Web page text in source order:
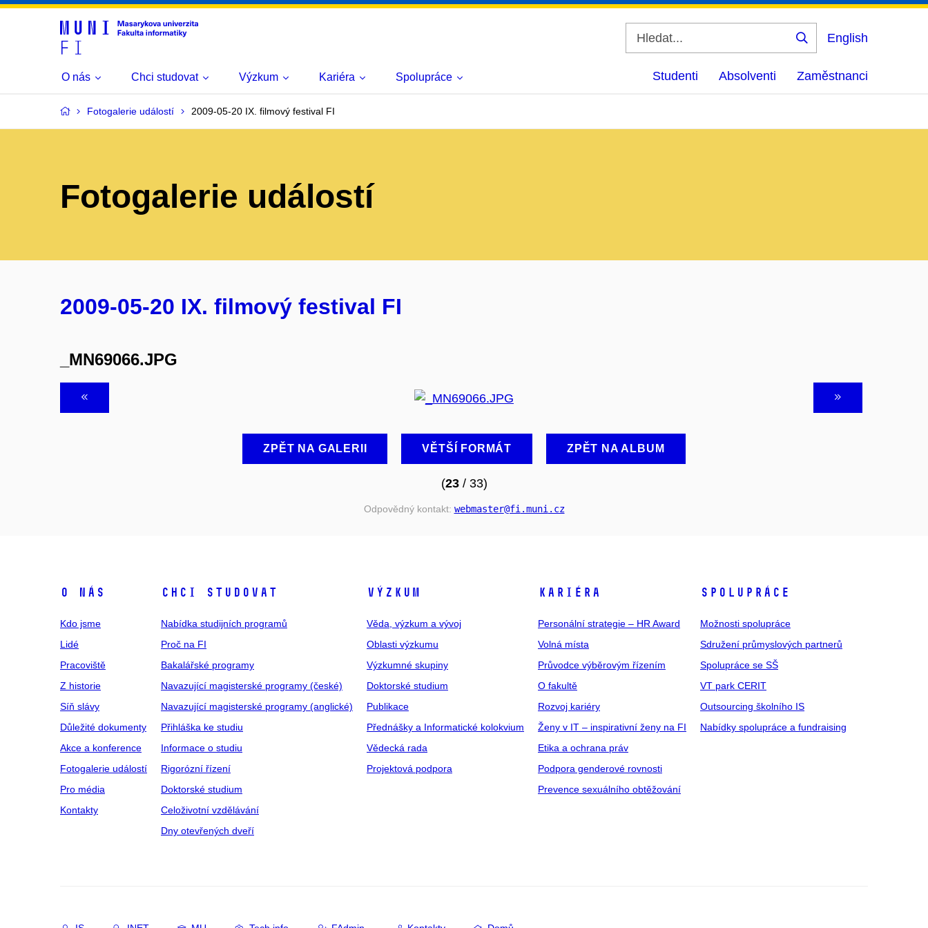
Vyhledat
English
O nás Chci studovat Výzkum Kariéra Spolupráce Studenti Absolventi Zaměstnanci
Fotogalerie událostí 2009-05-20 IX. filmový festival FI
Fotogalerie událostí
2009-05-20 IX. filmový festival FI
_MN69066.JPG
ZPĚT NA GALERII VĚTŠÍ FORMÁT ZPĚT NA ALBUM
(23/ 33)
Odpovědný kontakt: webmaster@fi .muni .cz
O NÁS
Kdo jsme
Lidé
Pracoviště
Z historie
Síň slávy
Důležité dokumenty
Akce a konference
Fotogalerie událostí
Pro média
Kontakty
CHCI STUDOVAT
Nabídka studijních programů
Proč na FI
Bakalářské programy
Navazující magisterské programy (české)
Navazující magisterské programy (anglické)
Přihláška ke studiu
Informace o studiu
Rigorózní řízení
Doktorské studium
Celoživotní vzdělávání
Dny otevřených dveří
VÝZKUM
Věda, výzkum a vývoj
Oblasti výzkumu
Výzkumné skupiny
Doktorské studium
Publikace
Přednášky a Informatické kolokvium
Vědecká rada
Projektová podpora
KARIÉRA
Personální strategie – HR Award
Volná místa
Průvodce výběrovým řízením
O fakultě
Rozvoj kariéry
Ženy v IT – inspirativní ženy na FI
Etika a ochrana práv
Podpora genderové rovnosti
Prevence sexuálního obtěžování
SPOLUPRÁCE
Možnosti spolupráce
Sdružení průmyslových partnerů
Spolupráce se SŠ
VT park CERIT
Outsourcing školního IS
Nabídky spolupráce a fundraising